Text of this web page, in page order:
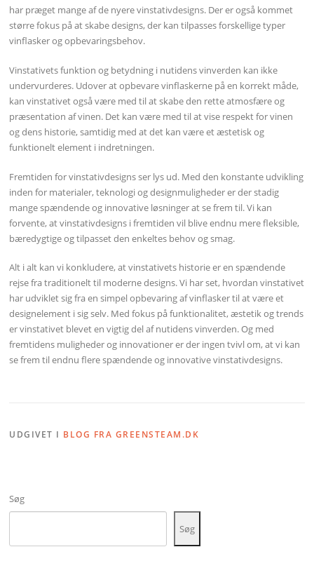
har præget mange af de nyere vinstativdesigns. Der er også kommet
større fokus på at skabe designs, der kan tilpasses forskellige typer
vinflasker og opbevaringsbehov.
Vinstativets funktion og betydning i nutidens vinverden kan ikke
undervurderes. Udover at opbevare vinflaskerne på en korrekt måde,
kan vinstativet også være med til at skabe den rette atmosfære og
præsentation af vinen. Det kan være med til at vise respekt for vinen
og dens historie, samtidig med at det kan være et æstetisk og
funktionelt element i indretningen.
Fremtiden for vinstativdesigns ser lys ud. Med den konstante udvikling
inden for materialer, teknologi og designmuligheder er der stadig
mange spændende og innovative løsninger at se frem til. Vi kan
forvente, at vinstativdesigns i fremtiden vil blive endnu mere fleksible,
bæredygtige og tilpasset den enkeltes behov og smag.
Alt i alt kan vi konkludere, at vinstativets historie er en spændende
rejse fra traditionelt til moderne designs. Vi har set, hvordan vinstativet
har udviklet sig fra en simpel opbevaring af vinflasker til at være et
designelement i sig selv. Med fokus på funktionalitet, æstetik og trends
er vinstativet blevet en vigtig del af nutidens vinverden. Og med
fremtidens muligheder og innovationer er der ingen tvivl om, at vi kan
se frem til endnu flere spændende og innovative vinstativdesigns.
UDGIVET I BLOG FRA GREENSTEAM.DK
Søg
Søg